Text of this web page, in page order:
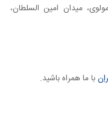
میدان امین السلطان،
با ما همراه باشید.